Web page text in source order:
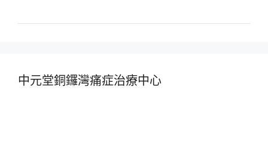
中元堂銅鑼灣痛症治療中心